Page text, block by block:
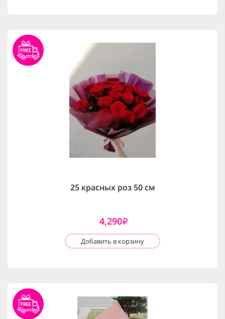
25 красных роз 50 см
4,290i
Добавить в корзину